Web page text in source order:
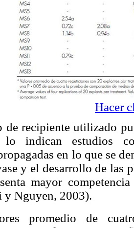
Hacer
recipiente utilizado
lo indican estudios
en lo que se
y el desarrollo de las
mayor
y Nguyen, 2003).
promedio de